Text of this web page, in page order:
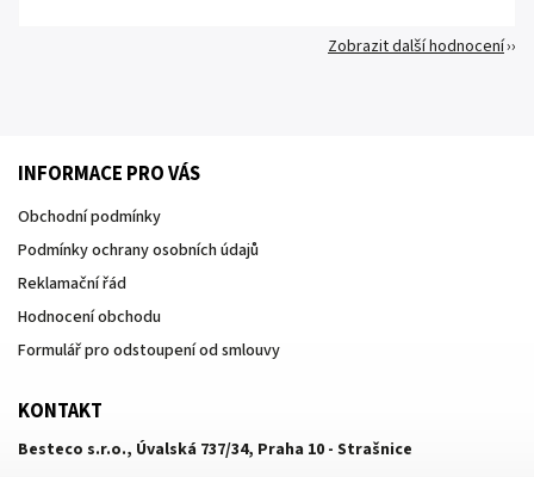
Zobrazit další hodnocení
INFORMACE PRO VÁS
Obchodní podmínky
Podmínky ochrany osobních údajů
Reklamační řád
Hodnocení obchodu
Formulář pro odstoupení od smlouvy
KONTAKT
Besteco s.r.o., Úvalská 737/34, Praha 10 - Strašnice